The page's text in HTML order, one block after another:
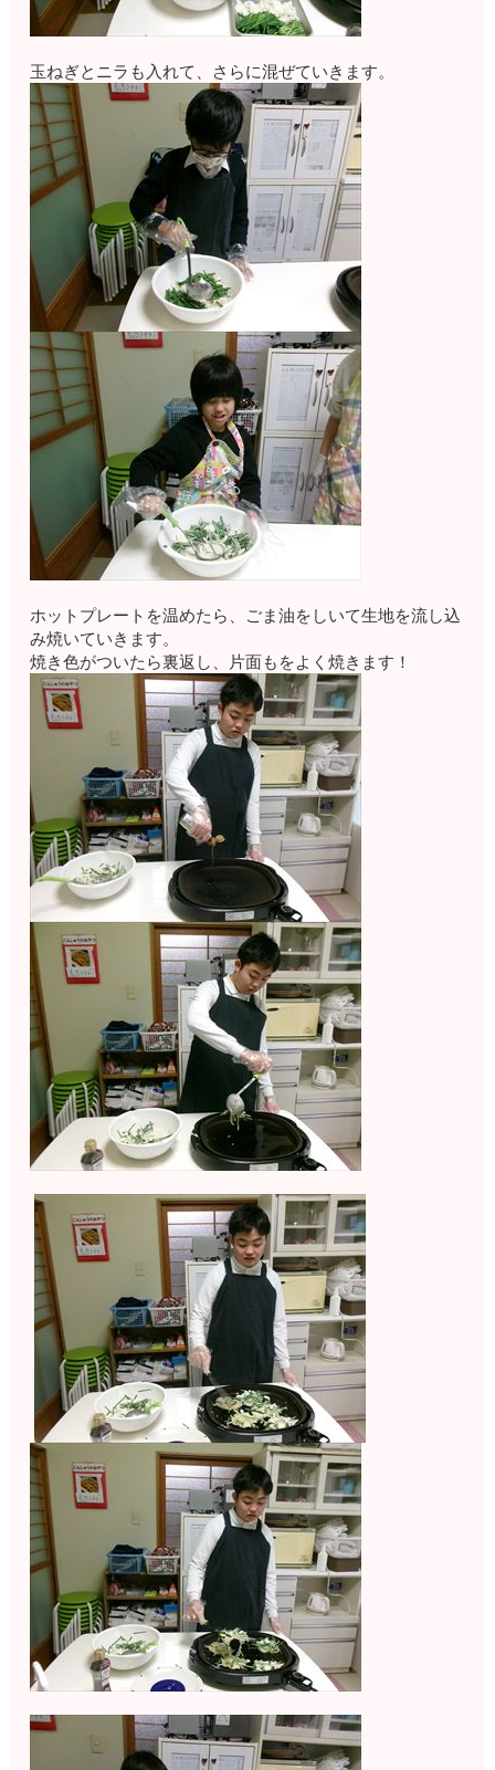
玉ねぎとニラも入れて、さらに混ぜていきます。
ホットプレートを温めたら、ごま油をしいて生地を流し込
み焼いていきます。
焼き色がついたら裏返し、片面もをよく焼きます！